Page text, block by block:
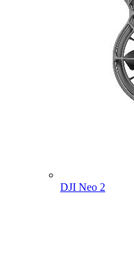
DJI Neo 2